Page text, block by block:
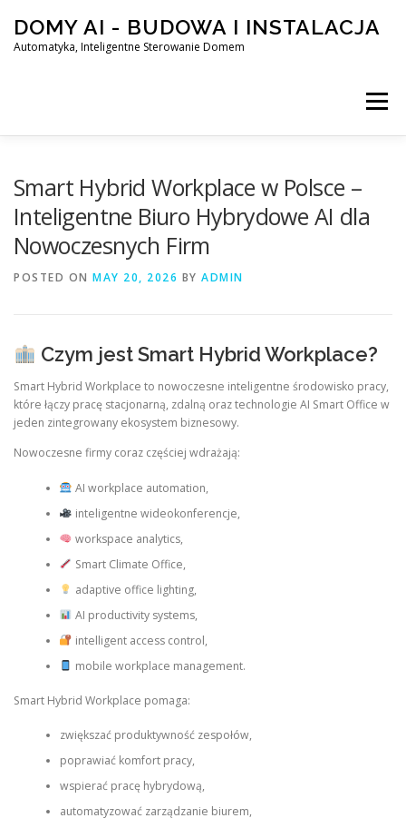
content
DOMY AI - BUDOWA I INSTALACJA
Automatyka, Inteligentne Sterowanie Domem
Menu
SMART DOM AI – AUTOMATYKA, INTELIGENTNE
Smart Hybrid Workplace w Polsce –
Inteligentne Biuro Hybrydowe AI dla
Nowoczesnych Firm
POSTED ON MAY 20, 2026 BY ADMIN
Czym jest Smart Hybrid Workplace?
Smart Hybrid Workplace to nowoczesne inteligentne środowisko pracy,
które łączy pracę stacjonarną, zdalną oraz technologie AI Smart Office w
jeden zintegrowany ekosystem biznesowy.
Nowoczesne firmy coraz częściej wdrażają:
AI workplace automation,
inteligentne wideokonferencje,
workspace analytics,
Smart Climate Office,
adaptive office lighting,
AI productivity systems,
intelligent access control,
mobile workplace management.
Smart Hybrid Workplace pomaga:
zwiększać produktywność zespołów,
poprawiać komfort pracy,
wspierać pracę hybrydową,
automatyzować zarządzanie biurem,